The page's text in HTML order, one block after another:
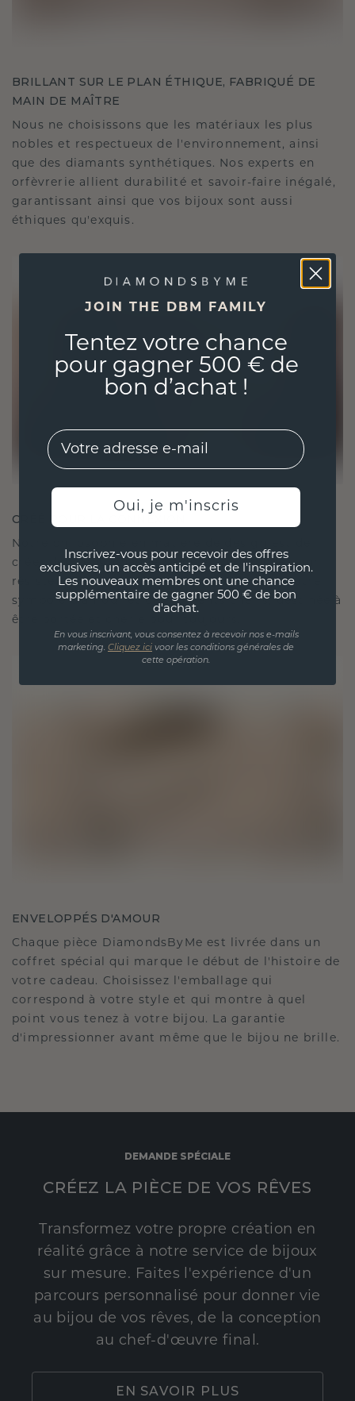
BRILLANT SUR LE PLAN ÉTHIQUE, FABRIQUÉ DE
MAIN DE MAÎTRE
Nous ne choisissons que les matériaux les plus
nobles et respectueux de l'environnement, ainsi
que des diamants synthétiques. Nos experts en
orfèvrerie allient durabilité et savoir-faire inégalé,
garantissant ainsi que vos bijoux sont aussi
éthiques qu'exquis.
CRÉÉ POUR LA CONNEXION
Notre philosophie en matière de design est de
créer des liens, chaque pièce étant conçue pour
résister à l'épreuve du temps. Elle devient votre
symbole d'amour et de moments chéris, destinée à
être portée et chérie pour toujours.
ENVELOPPÉS D'AMOUR
Chaque pièce DiamondsByMe est livrée dans un
coffret spécial qui marque le début de l'histoire de
votre cadeau. Choisissez l'emballage qui
correspond à votre style et qui montre à quel
point vous tenez à votre bijou. La garantie
d'impressionner avant même que le bijou ne brille.
DEMANDE SPÉCIALE
CRÉEZ LA PIÈCE DE VOS RÊVES
Transformez votre propre création en
réalité grâce à notre service de bijoux
sur mesure. Faites l'expérience d'un
parcours personnalisé pour donner vie
au bijou de vos rêves, de la conception
au chef-d'œuvre final.
EN SAVOIR PLUS
JOIN THE DBM FAMILY
Tentez votre chance
pour gagner 500 € de
bon d’achat !
EMail
Oui, je m'inscris
Inscrivez-vous pour recevoir des offres
exclusives, un accès anticipé et de l'inspiration.
Les nouveaux membres ont une chance
supplémentaire de gagner 500 € de bon
d'achat.
En vous inscrivant, vous consentez à recevoir nos e-mails
marketing. Cliquez ici voor les conditions générales de
cette opération.